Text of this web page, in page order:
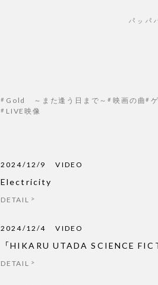
パッパ
Gold ～また逢う日まで～ 映画の曲
LIVE映像
2024/12/9 VIDEO
Electricity
DETAIL
2024/12/4 VIDEO
「HIKARU UTADA SCIENCE
DETAIL